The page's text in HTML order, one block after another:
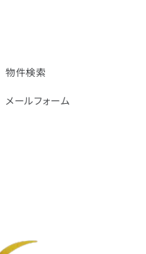
物件検索
メールフォーム